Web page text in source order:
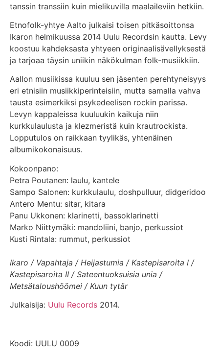
tanssin transsiin kuin mielikuvilla maalaileviin hetkiin.
Etnofolk-yhtye Aalto julkaisi toisen pitkäsoittonsa
Ikaron helmikuussa 2014 Uulu Recordsin kautta. Levy
koostuu kahdeksasta yhtyeen originaalisävellyksestä
ja tarjoaa täysin uniikin näkökulman folk-musiikkiin.
Aallon musiikissa kuuluu sen jäsenten perehtyneisyys
eri etnisiin musiikkiperinteisiin, mutta samalla vahva
tausta esimerkiksi psykedeelisen rockin parissa.
Levyn kappaleissa kuuluukin kaikuja niin
kurkkulaulusta ja klezmeristä kuin krautrockista.
Lopputulos on raikkaan tyylikäs, yhtenäinen
albumikokonaisuus.
Kokoonpano:
Petra Poutanen: laulu, kantele
Sampo Salonen: kurkkulaulu, doshpulluur, didgeridoo
Antero Mentu: sitar, kitara
Panu Ukkonen: klarinetti, bassoklarinetti
Marko Niittymäki: mandoliini, banjo, perkussiot
Kusti Rintala: rummut, perkussiot
Ikaro / Vapahtaja / Heijastumia / Kastepisaroita I /
Kastepisaroita II / Sateentuoksuisia unia /
Metsätaloushöömei / Kuun tytär
Julkaisija: Uulu Records 2014.
Koodi: UULU 0009